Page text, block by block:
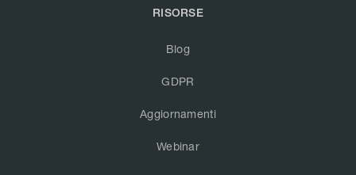
RISORSE
Blog
GDPR
Aggiornamenti
Webinar